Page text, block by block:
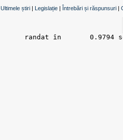
Ultimele știri | Legislație | Întrebări și răspunsuri |
randat în